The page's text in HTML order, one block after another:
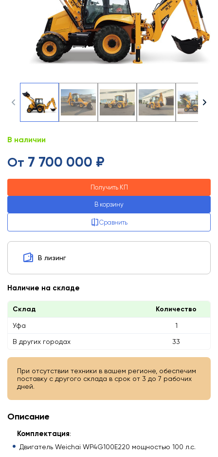
В наличии
От 7 700 000 ₽
Получить КП
В корзину
Сравнить
В лизинг
Наличие на складе
Склад Количество
Уфа 1
В других городах 33
При отсутствии техники в вашем регионе, обеспечим
поставку с другого склада в срок от 3 до 7 рабочих
дней.
Описание
Комплектация:
Двигатель Weichai WP4G100E220 мощностью 100 л.с.